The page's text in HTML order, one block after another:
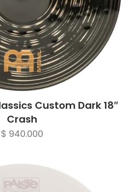
Custom Dark 18″
Crash
$ 940.000